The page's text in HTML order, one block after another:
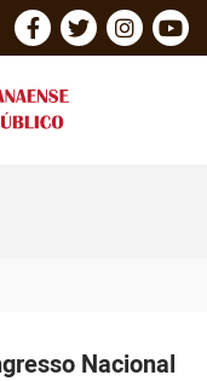
Nacional